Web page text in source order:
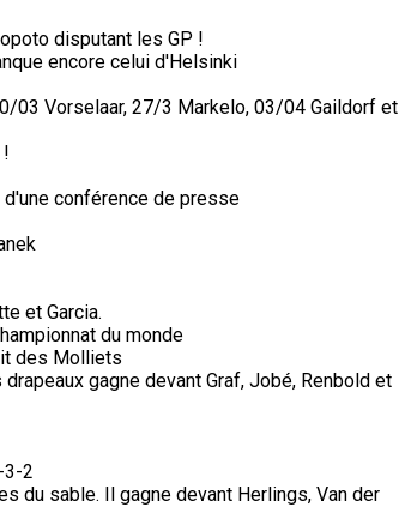
disputant les GP !
encore celui d'Helsinki
03 Vorselaar, 27/3 Markelo, 03/04 Gaildorf et
conférence de presse
et Garcia.
du monde
des Molliets
gagne devant Graf, Jobé, Renbold et
3-2
du sable. Il gagne devant Herlings, Van der